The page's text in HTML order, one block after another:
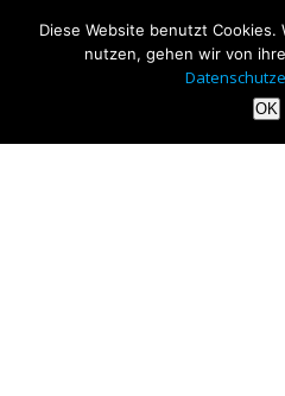
Diese Website benutzt Cookies.
nutzen, gehen wir von
OK